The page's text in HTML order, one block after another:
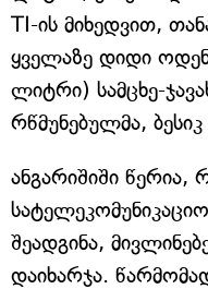
TI-ის მიხედვით,
ყველაზე დიდი
ლიტრი) სამცხე-
რწმუნებულმა,
ანგარიშიში
შეადგინა,
დაიხარჯა.